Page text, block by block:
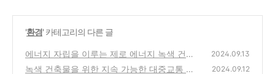
'환경' 카테고리의 다른 글
에너지 자립을 이루는 제로 에너지 녹색 건축
물 소개
(4)
2024.09.13
녹색 건축물을 위한 지속 가능한 대중교통 시
2024.09.12